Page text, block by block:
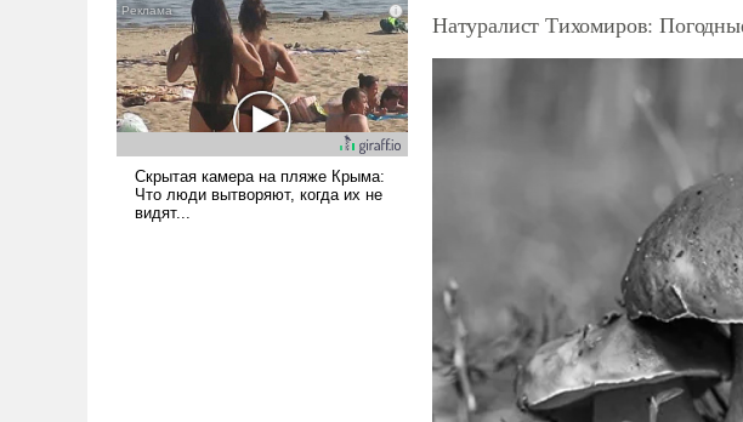
ударами судьбы, брать на себя
ответственность, помогать
слабым, идти вперед и
адаптироваться.
Натуралист Тихомиров: